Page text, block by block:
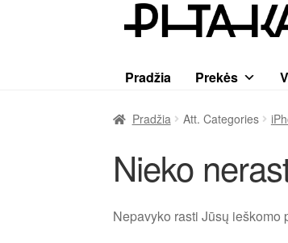
Pereiti
prie
Pereiti
prie
Pradžia Prekės
Pradžia Att. Categories
Nieko
Nepavyko rasti Jūsų ieškomo